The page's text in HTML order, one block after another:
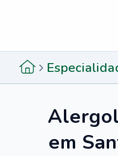
em